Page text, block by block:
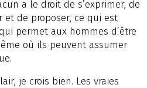
a le droit de s’exprimer, de
de proposer, ce qui est
permet aux hommes d’être
où ils peuvent assumer
je crois bien. Les vraies